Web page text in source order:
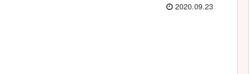
2020.09.23